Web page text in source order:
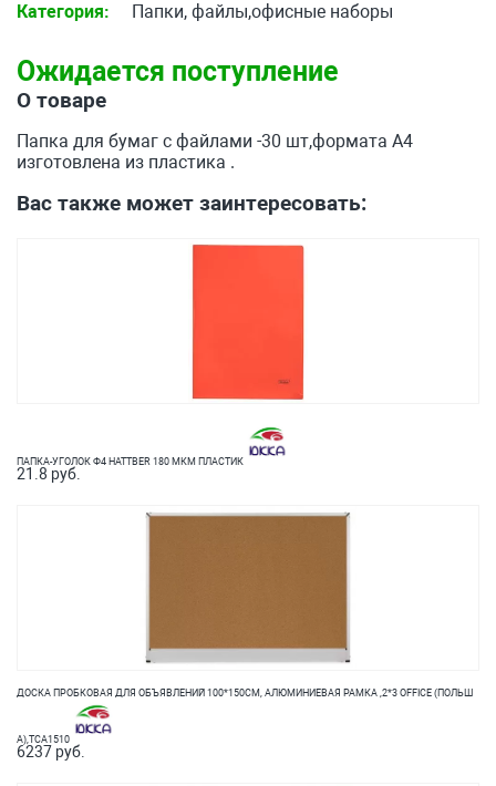
Категория:
Папки, файлы,офисные наборы
Ожидается поступление
О товаре
Папка для бумаг с файлами -30 шт,формата А4
изготовлена из пластика .
Вас также может заинтересовать:
ПАПКА-УГОЛОК Ф4 HATTBER 180 МКМ ПЛАСТИК
21.8 руб.
ДОСКА ПРОБКОВАЯ ДЛЯ ОБЪЯВЛЕНИЙ 100*150СМ, АЛЮМИНИЕВАЯ РАМКА ,2*3 OFFICE (ПОЛЬШ
А),ТСА1510
6237 руб.